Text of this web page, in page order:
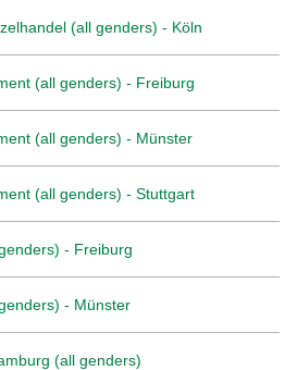
(all genders) - Köln
(all genders) - Freiburg
(all genders) - Münster
(all genders) - Stuttgart
- Freiburg
- Münster
(all genders)